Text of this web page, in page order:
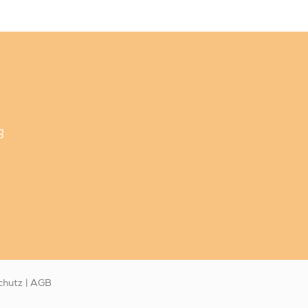
AGB